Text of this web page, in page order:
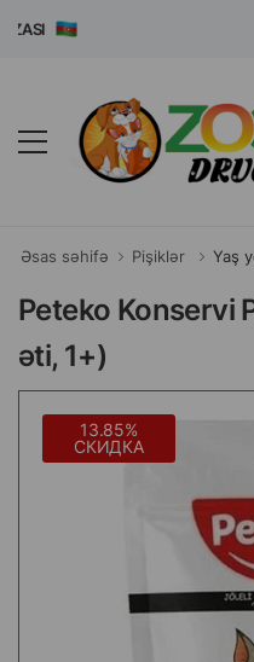
Əsas səhifə Pişiklər Yaş
Peteko Konservi
əti, 1+)
13.85%
СКИДКА